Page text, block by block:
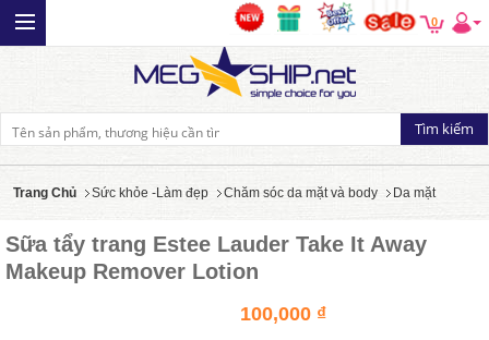
0
Trang Chủ Sức khỏe -Làm đẹp Chăm sóc da mặt và body Da mặt
Sữa tẩy trang Estee Lauder Take It Away
Makeup Remover Lotion
100,000 ₫